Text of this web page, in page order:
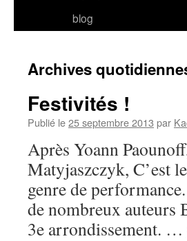
blog
Archives
Festivités !
Publié le25 septembre 2013 par
Après Yoann
Matyjaszczyk, C’est
genre de
de nombreux auteurs
3e arrondissement. …